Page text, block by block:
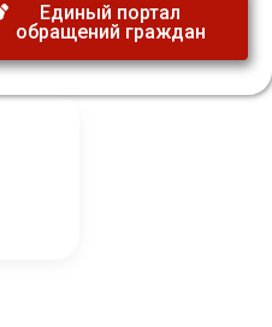
Единый портал
обращений граждан